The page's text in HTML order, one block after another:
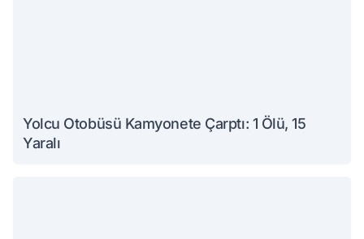
Yolcu Otobüsü Kamyonete Çarptı: 1 Ölü, 15
Yaralı